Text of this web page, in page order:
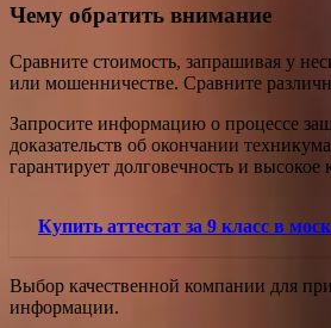
Чему обратить внимание
Сравните стоимость, запрашивая у
или мошенничестве. Сравните
Запросите информацию о процессе
доказательств об окончании
гарантирует долговечность и высокое
Купить аттестат за 9 класс в
Выбор качественной компании для
информации.